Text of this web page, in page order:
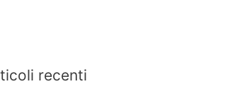
recenti